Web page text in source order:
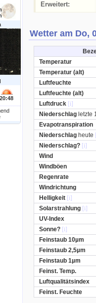
20:48
Erweitert:
Wetter am Do,
Temperatur
Temperatur (alt)
Luftfeuchte
Luftfeuchte (alt)
Luftdruck [i]
Niederschlag letzte
Evapotranspiration
Niederschlag heute
Niederschlag? [i]
Wind
Windböen
Regenrate
Windrichtung
Helligkeit [i]
Solarstrahlung [i]
UV-Index
Sonne? [i]
Feinstaub 10µm
Feinstaub 2,5µm
Feinstaub 1µm
Feinst. Temp.
Luftqualitätsindex
Feinst. Feuchte